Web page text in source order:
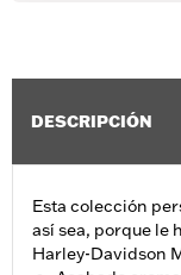
DESCRIPCIÓN
Esta colección
así sea, porque le
Harley-Davidson